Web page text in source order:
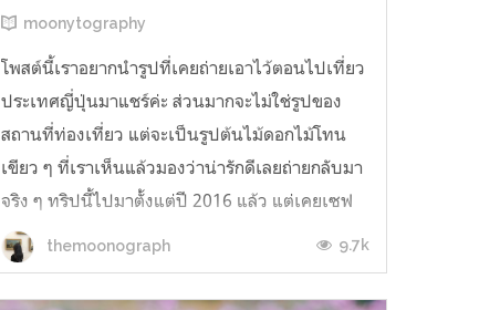
moonytography
โพสต์นี้เราอยากนำรูปที่เคยถ่ายเอาไว้ตอนไปเที่ยว
ประเทศญี่ปุ่นมาแชร์ค่ะ ส่วนมากจะไม่ใช่รูปของ
สถานที่ท่องเที่ยว แต่จะเป็นรูปต้นไม้ดอกไม้โทน
เขียว ๆ ที่เราเห็นแล้วมองว่าน่ารักดีเลยถ่ายกลับมา
จริง ๆ ทริปนี้ไปมาตั้งแต่ปี 2016 แล้ว แต่เคยเซฟ
รูปลง External Drive ไปแล้วก็ไม่เคยเอากลับมา
เปิดอีกเลยจนเพิ่งว่างเคล...
themoonograph 9.7k